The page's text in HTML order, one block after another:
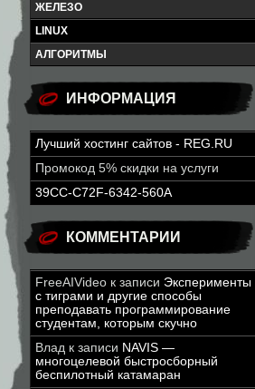
ЖЕЛЕЗО
LINUX
АЛГОРИТМЫ
ИНФОРМАЦИЯ
Лучший хостинг сайтов - REG.RU
Промокод 5% скидки на услуги
39CC-C72F-6342-560A
КОММЕНТАРИИ
FreeAIVideo к записи Эксперименты
с тиграми и другие способы
преподавать программирование
студентам, которым скучно
Влад к записи NAVIS —
многоцелевой быстросборный
беспилотный катамаран